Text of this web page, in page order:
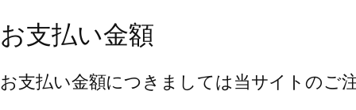
お支払い金額
お支払い金額につきましては当サイトのご